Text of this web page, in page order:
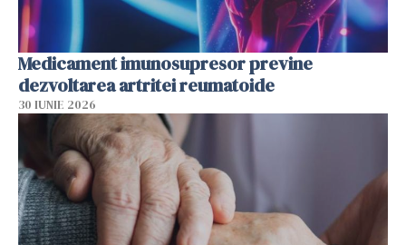
Medicament imunosupresor previne
dezvoltarea artritei reumatoide
30 IUNIE 2026